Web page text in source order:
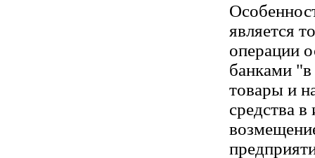
является
операции
банками
товары и
средства в